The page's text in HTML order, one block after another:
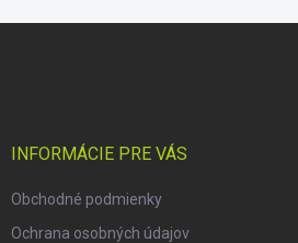
INFORMÁCIE PRE VÁS
Obchodné podmienky
Ochrana osobných údajov